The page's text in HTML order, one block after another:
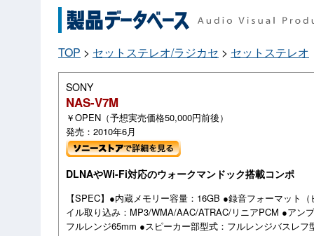
TOP > セットステレオ/ラジカセ > セットステレオ
SONY
NAS-V7M
￥OPEN（予想実売価格50,000円前後）
発売：2010年6月
DLNAやWi-Fi対応のウォークマンドック搭載コンポ
【SPEC】●内蔵メモリー容量：16GB ●録音フォーマット
イル取り込み：MP3/WMA/AAC/ATRAC/リニアPCM ●アン
フルレンジ65mm ●スピーカー部型式：フルレンジバスレ